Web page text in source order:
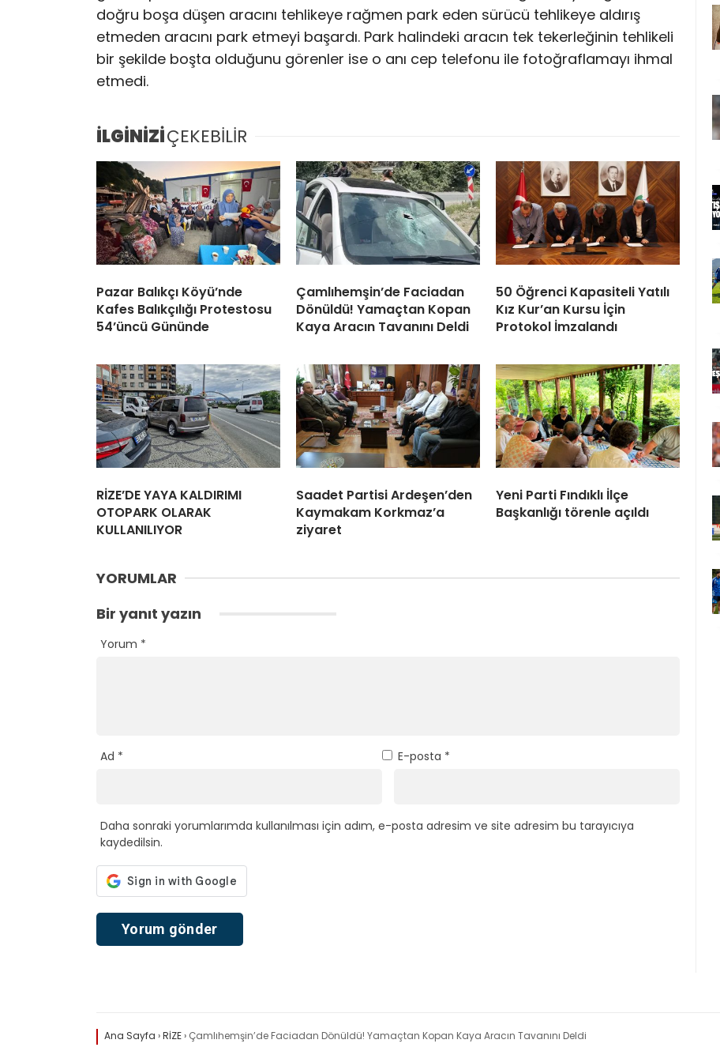
doğru boşa düşen aracını tehlikeye rağmen park eden sürücü tehlikeye aldırış
etmeden aracını park etmeyi başardı. Park halindeki aracın tek tekerleğinin tehlikeli
bir şekilde boşta olduğunu görenler ise o anı cep telefonu ile fotoğraflamayı ihmal
etmedi.
İLGİNİZİÇEKEBİLİR
Pazar Balıkçı Köyü’nde
Kafes Balıkçılığı Protestosu
54’üncü Gününde
Çamlıhemşin’de Faciadan
Dönüldü! Yamaçtan Kopan
Kaya Aracın Tavanını Deldi
50 Öğrenci Kapasiteli Yatılı
Kız Kur’an Kursu İçin
Protokol İmzalandı
RİZE’DE YAYA KALDIRIMI
OTOPARK OLARAK
KULLANILIYOR
Saadet Partisi Ardeşen’den
Kaymakam Korkmaz’a
ziyaret
Yeni Parti Fındıklı İlçe
Başkanlığı törenle açıldı
YORUMLAR
Bir yanıt yazın
Yorum *
Ad * E-posta *
Daha sonraki yorumlarımda kullanılması için adım, e-posta adresim ve site adresim bu tarayıcıya
kaydedilsin.
Ana Sayfa ›RİZE› Çamlıhemşin’de Faciadan Dönüldü! Yamaçtan Kopan Kaya Aracın Tavanını Deldi